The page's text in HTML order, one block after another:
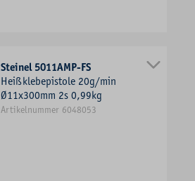
Steinel 5011AMP-FS
Heißklebepistole 20g/min
Ø11x300mm 2s 0,99kg
Artikelnummer 6048053